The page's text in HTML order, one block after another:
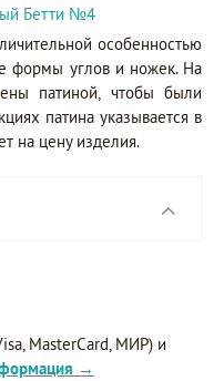
Бетти №4
особенностью
формы углов и ножек. На
патиной, чтобы были
патина указывается в
на цену изделия.
MasterCard, МИР) и
→